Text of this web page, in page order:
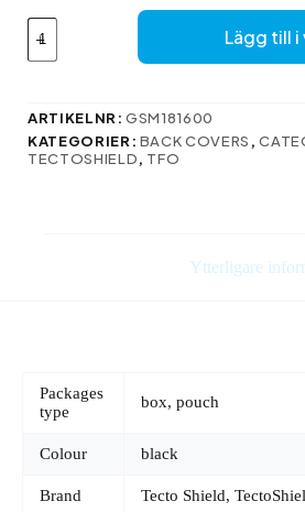
Säkert
roterande
magfodral
iPhone
/
Lägg till
ARTIKELNR:GSM181600
KATEGORIER: BACK COVERS ,
TECTOSHIELD, TFO
Ytterligare
Packages
type
box, pouch
Colour black
Brand Tecto Shield,